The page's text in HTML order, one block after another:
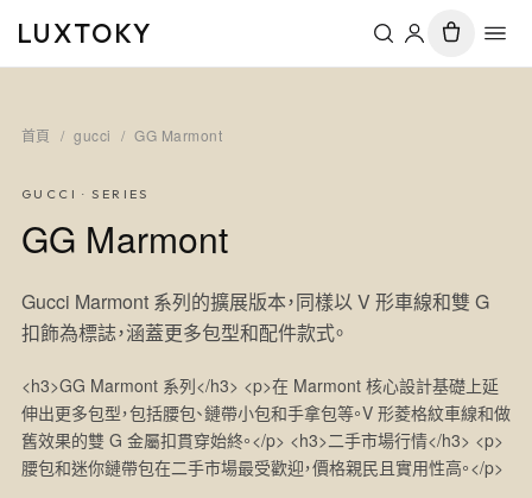
LUXTOKY
首頁 / gucci / GG Marmont
GUCCI · SERIES
GG Marmont
Gucci Marmont 系列的擴展版本，同樣以 V 形車線和雙 G
扣飾為標誌，涵蓋更多包型和配件款式。
<h3>GG Marmont 系列</h3> <p>在 Marmont 核心設計基礎上延
伸出更多包型，包括腰包、鏈帶小包和手拿包等。V 形菱格紋車線和做
舊效果的雙 G 金屬扣貫穿始終。</p> <h3>二手市場行情</h3> <p>
腰包和迷你鏈帶包在二手市場最受歡迎，價格親民且實用性高。</p>